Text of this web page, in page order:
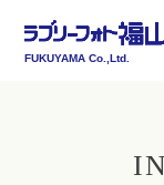
FUKUYAMA Co.,Ltd.